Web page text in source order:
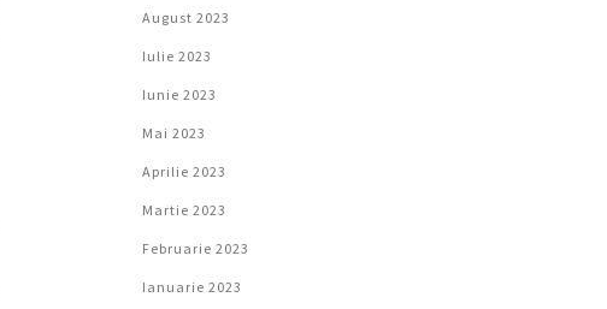
August 2023
Iulie 2023
Iunie 2023
Mai 2023
Aprilie 2023
Martie 2023
Februarie 2023
Ianuarie 2023